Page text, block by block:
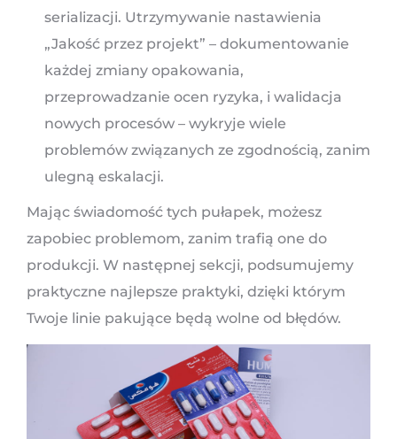
serializacji. Utrzymywanie nastawienia
„Jakość przez projekt” – dokumentowanie
każdej zmiany opakowania,
przeprowadzanie ocen ryzyka, i walidacja
nowych procesów – wykryje wiele
problemów związanych ze zgodnością, zanim
ulegną eskalacji.
Mając świadomość tych pułapek, możesz
zapobiec problemom, zanim trafią one do
produkcji. W następnej sekcji, podsumujemy
praktyczne najlepsze praktyki, dzięki którym
Twoje linie pakujące będą wolne od błędów.